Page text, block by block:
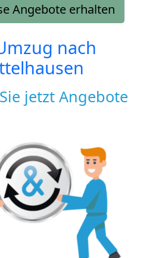
Angebote erhalten
nach
jetzt Angebote